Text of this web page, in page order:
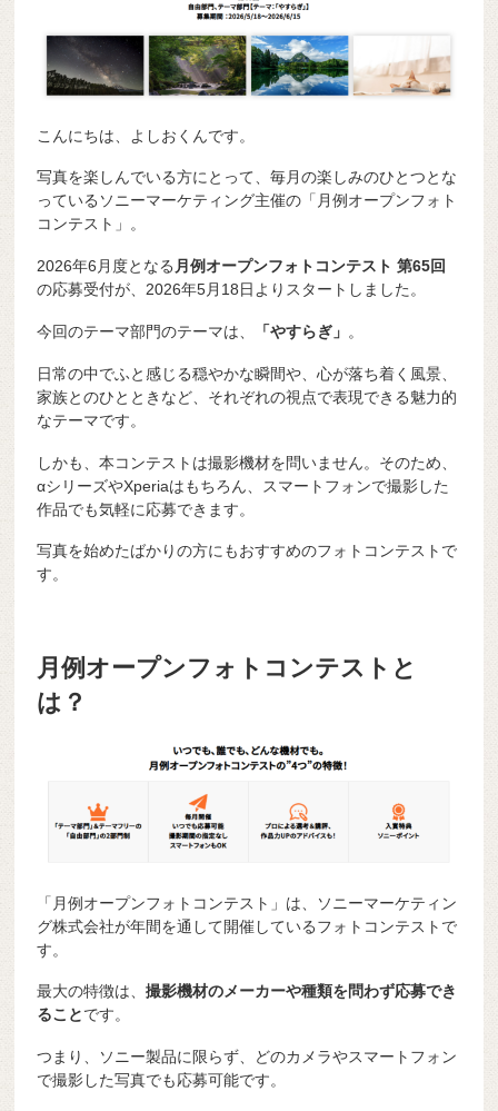
こんにちは、よしおくんです。
写真を楽しんでいる方にとって、毎月の楽しみのひとつとな
っているソニーマーケティング主催の「月例オープンフォト
コンテスト」。
2026年6月度となる 月例オープンフォトコンテスト 第65回
の応募受付が、2026年5月18日よりスタートしました。
今回のテーマ部門のテーマは、 「やすらぎ」 。
日常の中でふと感じる穏やかな瞬間や、心が落ち着く風景、
家族とのひとときなど、それぞれの視点で表現できる魅力的
なテーマです。
しかも、本コンテストは撮影機材を問いません。そのため、
αシリーズやXperiaはもちろん、スマートフォンで撮影した
作品でも気軽に応募できます。
写真を始めたばかりの方にもおすすめのフォトコンテストで
す。
月例オープンフォトコンテストと
は？
「月例オープンフォトコンテスト」は、ソニーマーケティン
グ株式会社が年間を通して開催しているフォトコンテストで
す。
最大の特徴は、撮影機材のメーカーや種類を問わず応募でき
ることです。
つまり、ソニー製品に限らず、どのカメラやスマートフォン
で撮影した写真でも応募可能です。